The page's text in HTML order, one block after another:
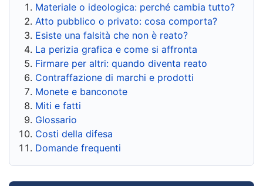
Materiale o ideologica: perché cambia tutto?
Atto pubblico o privato: cosa comporta?
Esiste una falsità che non è reato?
La perizia grafica e come si affronta
Firmare per altri: quando diventa reato
Contraffazione di marchi e prodotti
Monete e banconote
Miti e fatti
Glossario
Costi della difesa
Domande frequenti